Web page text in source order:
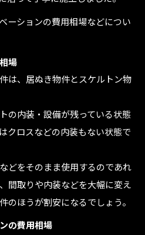
ーションの費用相場などについ
場
は、居ぬき物件とスケルトン物
の内装・設備が残っている状態
クロスなどの内装もない状態で
どをそのまま使用するのであれ
間取りや内装などを大幅に変え
のほうが割安になるでしょう。
の費用相場